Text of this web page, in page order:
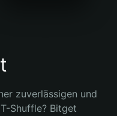
zuverlässigen und
Shuffle? Bitget